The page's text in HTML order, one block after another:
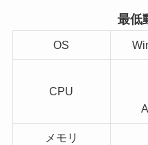
最低
OS
CPU
メモリ